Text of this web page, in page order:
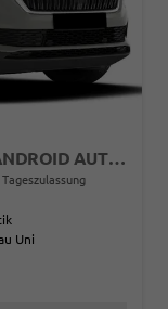
SELECTION 2.0 TDI DSG 4X4 AHK*ANDROID AUTO*ACC*SHZ*KAMERA*KEYLESS*PDC V/H*KLIMAAUTO*SUNSET*LED
Uni